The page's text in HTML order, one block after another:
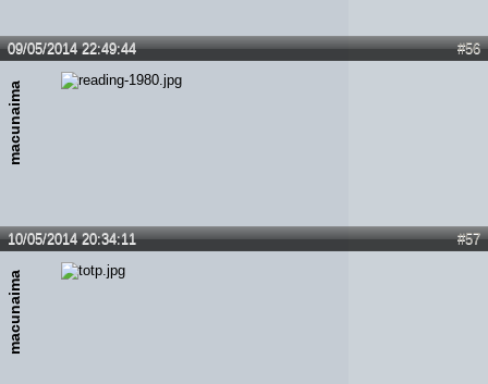
#56
09/05/2014 22:49:44
macunaima
#57
10/05/2014 20:34:11
macunaima